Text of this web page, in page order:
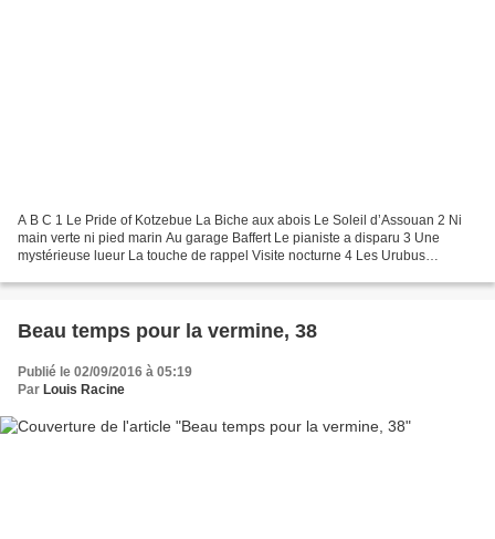
A B C 1 Le Pride of Kotzebue La Biche aux abois Le Soleil d’Assouan 2 Ni
main verte ni pied marin Au garage Baffert Le pianiste a disparu 3 Une
mystérieuse lueur La touche de rappel Visite nocturne 4 Les Urubus
Beau temps pour la vermine, 38
Publié le 02/09/2016 à 05:19
Par Louis Racine